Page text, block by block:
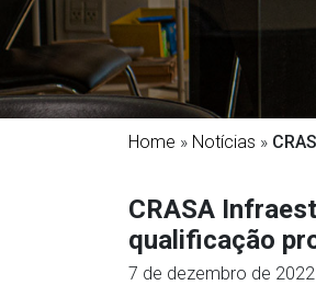
Home » Notícias »
CRASA
qualificação
7 de dezembro de 2022